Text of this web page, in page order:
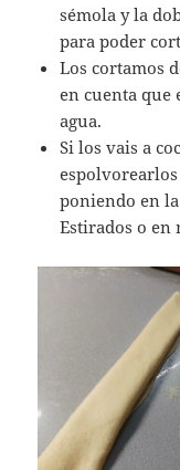
sémola y la
para poder
Los cortamos
en cuenta que
agua.
Si los vais a
poniendo en
Estirados o en